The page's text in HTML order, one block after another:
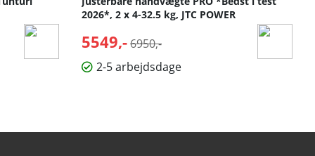
2026*, 2 x 4-32.5 kg, JTC POWER
5549,- Normalpris:
6950,-
2-5 arbejdsdage